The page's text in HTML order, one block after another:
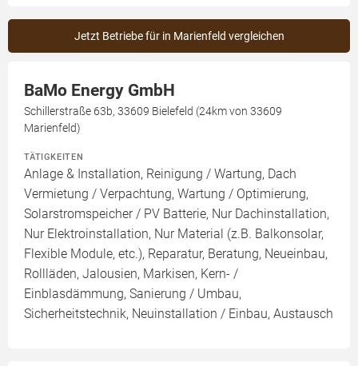
Jetzt Betriebe für in Marienfeld vergleichen
BaMo Energy GmbH
Schillerstraße 63b, 33609 Bielefeld (24km von 33609
Marienfeld)
TÄTIGKEITEN
Anlage & Installation, Reinigung / Wartung, Dach
Vermietung / Verpachtung, Wartung / Optimierung,
Solarstromspeicher / PV Batterie, Nur Dachinstallation,
Nur Elektroinstallation, Nur Material (z.B. Balkonsolar,
Flexible Module, etc.), Reparatur, Beratung, Neueinbau,
Rollläden, Jalousien, Markisen, Kern- /
Einblasdämmung, Sanierung / Umbau,
Sicherheitstechnik, Neuinstallation / Einbau, Austausch